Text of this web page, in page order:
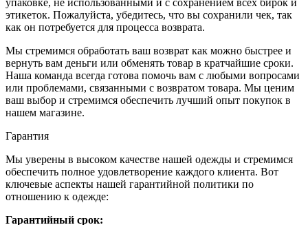
этикеток. Пожалуйста, убедитесь, что вы сохранили чек, так
как он потребуется для процесса возврата.
Мы стремимся обработать ваш возврат как можно быстрее и
вернуть вам деньги или обменять товар в кратчайшие сроки.
Наша команда всегда готова помочь вам с любыми вопросами
или проблемами, связанными с возвратом товара. Мы ценим
ваш выбор и стремимся обеспечить лучший опыт покупок в
нашем магазине.
Гарантия
Мы уверены в высоком качестве нашей одежды и стремимся
обеспечить полное удовлетворение каждого клиента. Вот
ключевые аспекты нашей гарантийной политики по
отношению к одежде:
Гарантийный срок: